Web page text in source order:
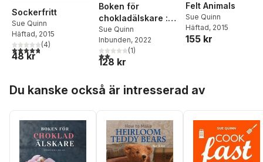
Sockerfritt
Sue Quinn
Häftad, 2015
4,8utav 5 stjärnor. Totalt antal röster:
(4)
48 kr
Boken för
chokladälskare :
oumbärliga recept
Sue Quinn
Inbunden, 2022
2,0utav 5 stjärnor. Totalt antal röster:
(1)
128 kr
Felt Animals
Sue Quinn
Häftad, 2015
155 kr
Du kanske också är intresserad av